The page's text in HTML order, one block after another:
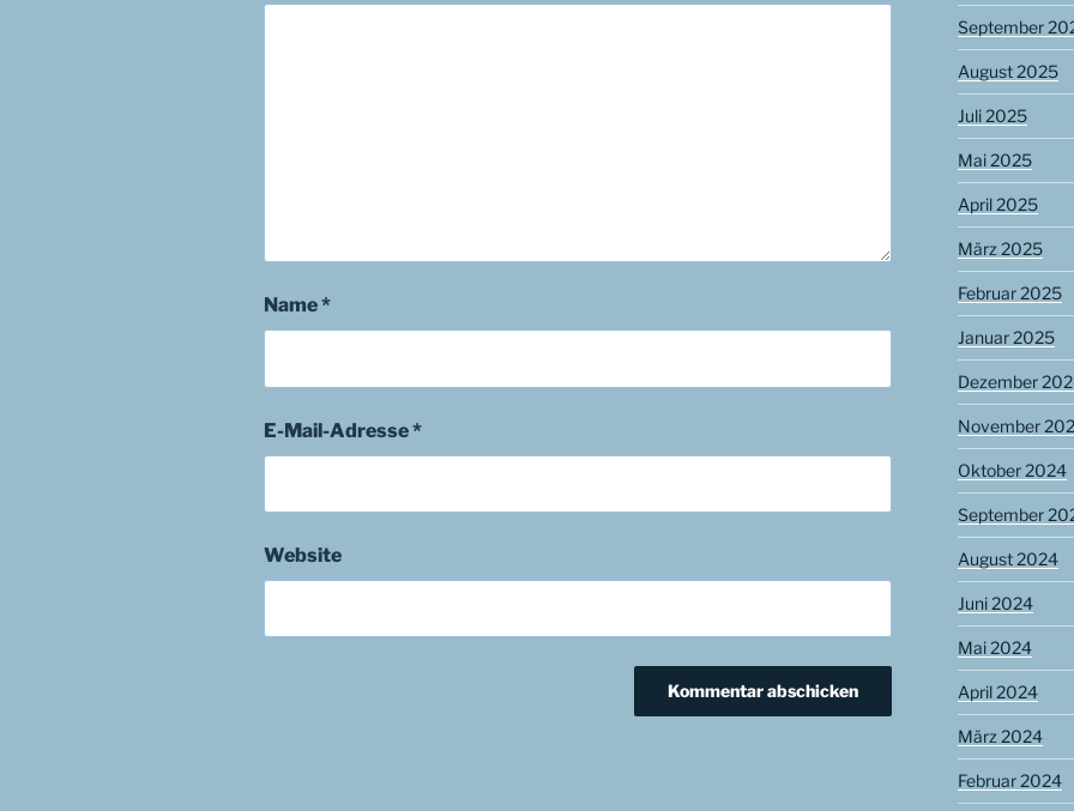
Name*
E-Mail-Adresse*
Website
September
August 2025
Juli 2025
Mai 2025
April 2025
März 2025
Februar 2025
Januar 2025
Dezember
November
Oktober 2024
September
August 2024
Juni 2024
Mai 2024
April 2024
März 2024
Februar 2024